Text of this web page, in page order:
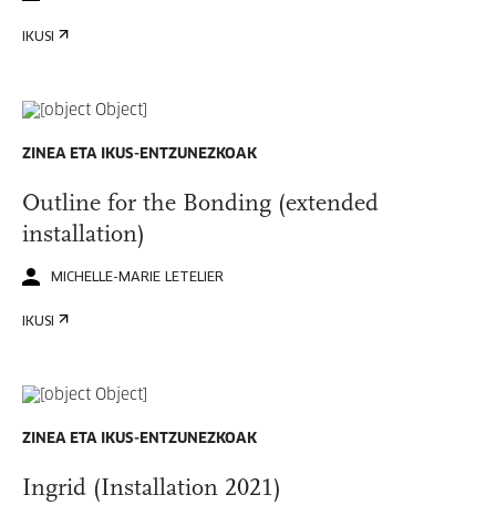
IKUSI
ZINEA ETA IKUS-ENTZUNEZKOAK
Outline for the Bonding (extended
installation)
MICHELLE-MARIE LETELIER
IKUSI
ZINEA ETA IKUS-ENTZUNEZKOAK
Ingrid (Installation 2021)